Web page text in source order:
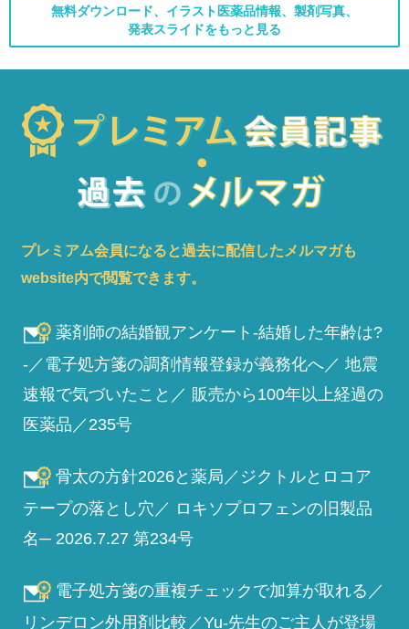
無料ダウンロード、イラスト医薬品情報、製剤写真、
発表スライドをもっと見る
プレミアム会員になると過去に配信したメルマガも
website内で閲覧できます。
薬剤師の結婚観アンケート-結婚した年齢は?
-／電子処方箋の調剤情報登録が義務化へ／ 地震
速報で気づいたこと／ 販売から100年以上経過の
医薬品／235号
骨太の方針2026と薬局／ジクトルとロコア
テープの落とし穴／ ロキソプロフェンの旧製品
名─ 2026.7.27 第234号
電子処方箋の重複チェックで加算が取れる／
リンデロン外用剤比較／Yu-先生のご主人が登場